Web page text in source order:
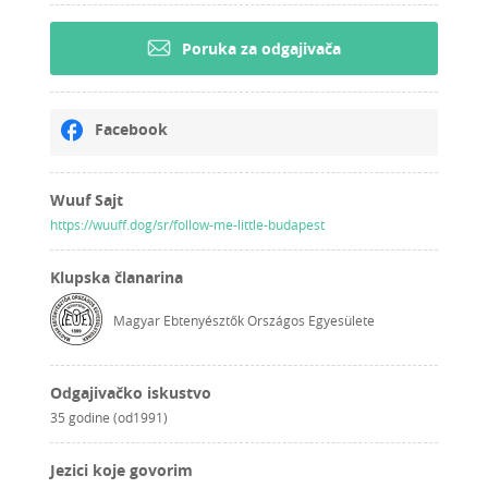
Poruka za odgajivača
Facebook
Wuuf Sajt
https://wuuff.dog/sr/follow-me-little-budapest
Klupska članarina
Magyar Ebtenyésztők Országos Egyesülete
Odgajivačko iskustvo
35 godine (od1991)
Jezici koje govorim